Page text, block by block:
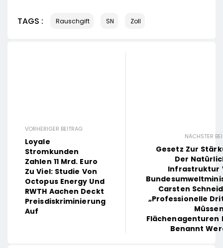
TAGS : Rauschgift SN Zoll
VORHERIGER BEITRAG
Loyale
Stromkunden
Zahlen 11 Mrd. Euro
Zu Viel: Studie Von
Octopus Energy Und
RWTH Aachen Deckt
Preisdiskriminierung
Auf
NÄCHSTER
Gesetz Zur
Der
Infrastruktur
Carsten
„Professionelle
Flächenagenturen
Benannt